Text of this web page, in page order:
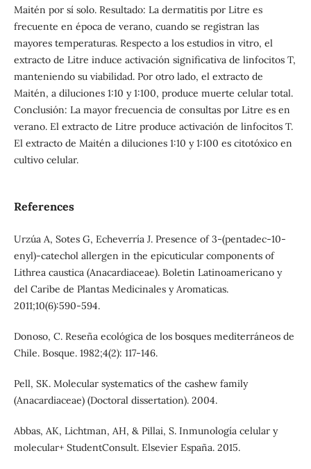
Maitén por sí solo. Resultado: La dermatitis por Litre es
frecuente en época de verano, cuando se registran las
mayores temperaturas. Respecto a los estudios in vitro, el
extracto de Litre induce activación significativa de linfocitos T,
manteniendo su viabilidad. Por otro lado, el extracto de
Maitén, a diluciones 1:10 y 1:100, produce muerte celular total.
Conclusión: La mayor frecuencia de consultas por Litre es en
verano. El extracto de Litre produce activación de linfocitos T.
El extracto de Maitén a diluciones 1:10 y 1:100 es citotóxico en
cultivo celular.
References
Urzúa A, Sotes G, Echeverría J. Presence of 3-(pentadec-10-
enyl)-catechol allergen in the epicuticular components of
Lithrea caustica (Anacardiaceae). Boletin Latinoamericano y
del Caribe de Plantas Medicinales y Aromaticas.
2011;10(6):590-594.
Donoso, C. Reseña ecológica de los bosques mediterráneos de
Chile. Bosque. 1982;4(2): 117-146.
Pell, SK. Molecular systematics of the cashew family
(Anacardiaceae) (Doctoral dissertation). 2004.
Abbas, AK, Lichtman, AH, & Pillai, S. Inmunología celular y
molecular+ StudentConsult. Elsevier España. 2015.